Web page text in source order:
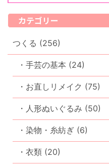
カテゴリー
つくる (256)
・手芸の基本 (24)
・お直しリメイク (75)
・人形ぬいぐるみ (50)
・染物・糸紡ぎ (6)
・衣類 (20)